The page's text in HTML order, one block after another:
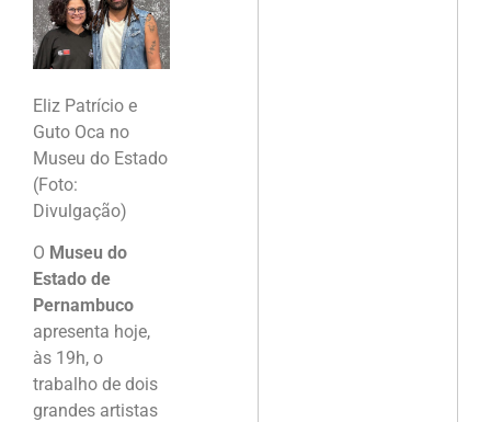
Eliz Patrício e
Guto Oca no
Museu do Estado
(Foto:
Divulgação)
O Museu do
Estado de
Pernambuco
apresenta hoje,
às 19h, o
trabalho de dois
grandes artistas